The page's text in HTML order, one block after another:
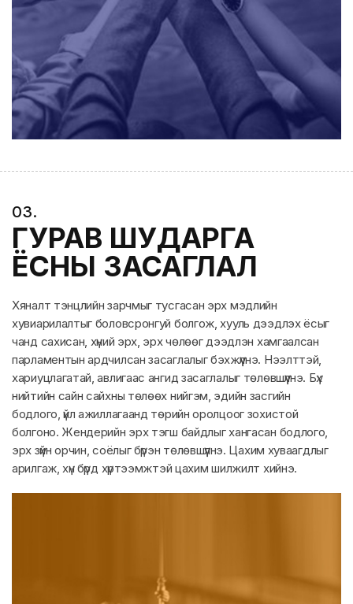
03.
ГУРАВ ШУДАРГА
ЁСНЫ ЗАСАГЛАЛ
Хяналт тэнцлийн зарчмыг тусгасан эрх мэдлийн
хувиарилалтыг боловсронгуй болгож, хууль дээдлэх ёсыг
чанд сахисан, хүний эрх, эрх чөлөөг дээдлэн хамгаалсан
парламентын ардчилсан засаглалыг бэхжүүлнэ. Нээлттэй,
хариуцлагатай, авлигаас ангид засаглалыг төлөвшүүлнэ. Бүх
нийтийн сайн сайхны төлөөх нийгэм, эдийн засгийн
бодлого, үйл ажиллагаанд төрийн оролцоог зохистой
болгоно. Жендерийн эрх тэгш байдлыг хангасан бодлого,
эрх зүйн орчин, соёлыг бүрэн төлөвшүүлнэ. Цахим хуваагдлыг
арилгаж, хүн бүрд хүртээмжтэй цахим шилжилт хийнэ.